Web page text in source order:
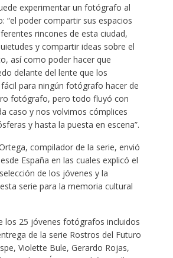
experimentar un fotógrafo al
“el poder compartir sus espacios
rincones de esta ciudad,
y compartir ideas sobre el
así como poder hacer que
delante del lente que los
para ningún fotógrafo hacer de
fotógrafo, pero todo fluyó con
caso y nos volvimos cómplices
y hasta la puesta en escena”.
compilador de la serie, envió
España en las cuales explicó el
de los jóvenes y la
serie para la memoria cultural
los 25 jóvenes fotógrafos incluidos
de la serie Rostros del Futuro
Violette Bule, Gerardo Rojas,